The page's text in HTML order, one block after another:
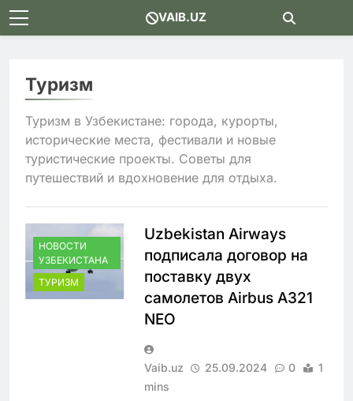
Skip
to
VAIB.UZ
Туризм
Туризм в Узбекистане: города, курорты,
исторические места, фестивали и новые
туристические проекты. Советы для
путешествий и вдохновение для отдыха.
НОВОСТИ
УЗБЕКИСТАНА
ТУРИЗМ
Uzbekistan Airways
подписала договор на
поставку двух
самолетов Airbus A321
NEO
Vaib.uz 25.09.2024 0
1
mins